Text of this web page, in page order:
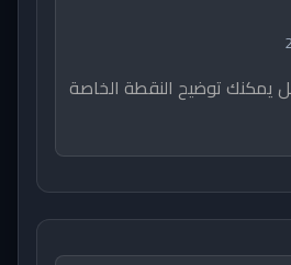
يمكنك توضيح النقطة الخاصة